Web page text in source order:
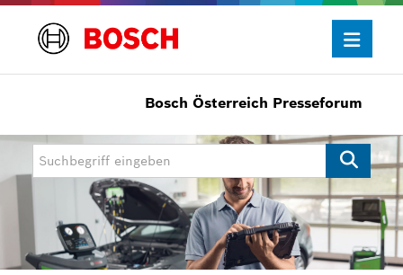
Presseinformationen
Allgemein/Wirtschaft
Bosch Innovationspreis
eBike Systems
Mobility
Bosch Österreich Presseforum